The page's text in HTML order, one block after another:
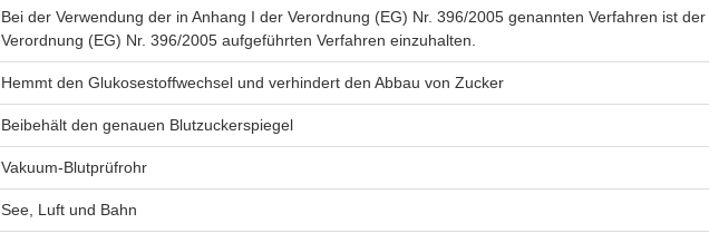
Bei der Verwendung der in Anhang I der Verordnung (EG) Nr. 396/2005 genannten Verfahren ist
Verordnung (EG) Nr. 396/2005 aufgeführten Verfahren einzuhalten.
Hemmt den Glukosestoffwechsel und verhindert den Abbau von Zucker
Beibehält den genauen Blutzuckerspiegel
Vakuum-Blutprüfrohr
See, Luft und Bahn